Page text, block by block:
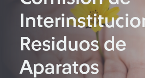
Buscar
Residuos de
Aparatos